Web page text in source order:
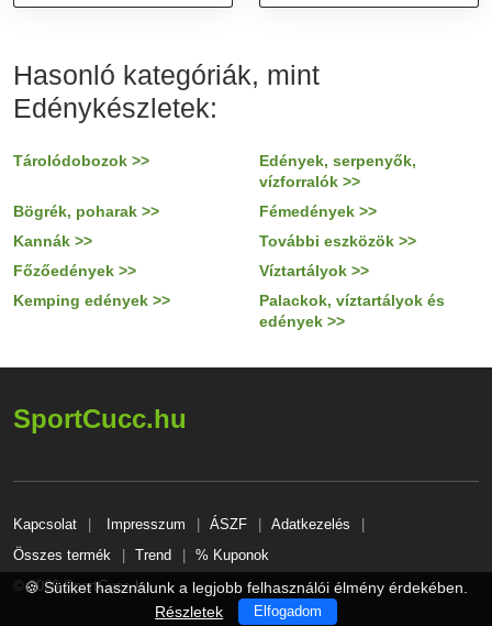
Evőeszköz készlet, fehér,
méret
Hasonló kategóriák, mint
Edénykészletek:
Tárolódobozok >>
Edények, serpenyők,
vízforralók >>
Bögrék, poharak >>
Fémedények >>
Kannák >>
További eszközök >>
Főzőedények >>
Víztartályok >>
Kemping edények >>
Palackok, víztartályok és
edények >>
SportCucc.hu
Kapcsolat Impresszum ÁSZF
Adatkezelés
Összes termék
Trend
% Kuponok
© 2026 SportCucc.hu
🍪 Sütiket használunk a legjobb felhasználói élmény érdekében.
Részletek
Elfogadom